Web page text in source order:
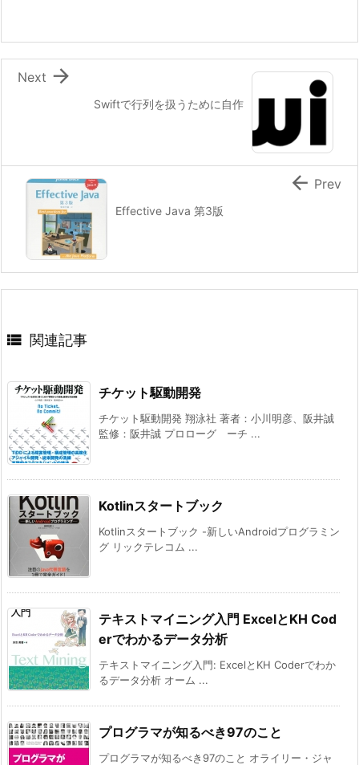
Swiftで行列を扱うために自作

Next
Effective Java 第3版
 Prev
 関連記事
チケット駆動開発
チケット駆動開発 翔泳社 著者：小川明彦、阪井誠
監修：阪井誠 プロローグ ーチ ...
Kotlinスタートブック
Kotlinスタートブック -新しいAndroidプログラミン
グ リックテレコム ...
テキストマイニング入門 ExcelとKH Cod
erでわかるデータ分析
テキストマイニング入門: ExcelとKH Coderでわか
るデータ分析 オーム ...
プログラマが知るべき97のこと
プログラマが知るべき97のこと オライリー・ジャ